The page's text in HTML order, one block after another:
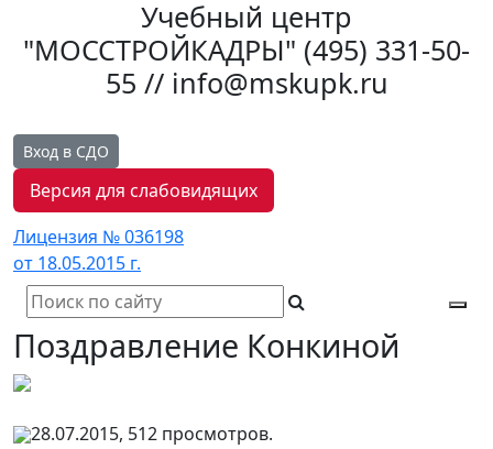
Учебный центр
"МОССТРОЙКАДРЫ" (495) 331-50-
55 // info@mskupk.ru
Вход в СДО
Версия для слабовидящих
Лицензия № 036198
от 18.05.2015 г.
Поздравление Конкиной
28.07.2015, 512 просмотров.